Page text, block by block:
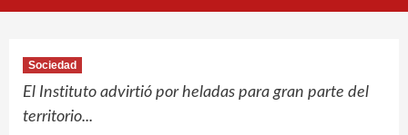
Sociedad
El Instituto advirtió por heladas para gran parte del
territorio...